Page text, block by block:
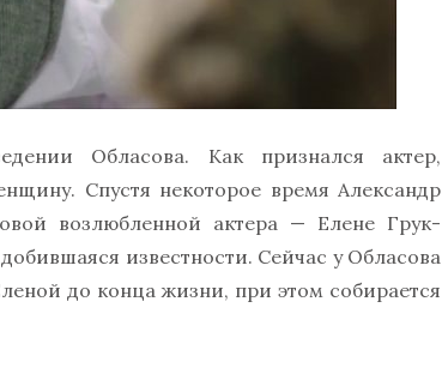
Обласова. Как признался актер,
Спустя некоторое время Александр
возлюбленной актера — Елене Грук-
известности. Сейчас у Обласова
до конца жизни, при этом собирается